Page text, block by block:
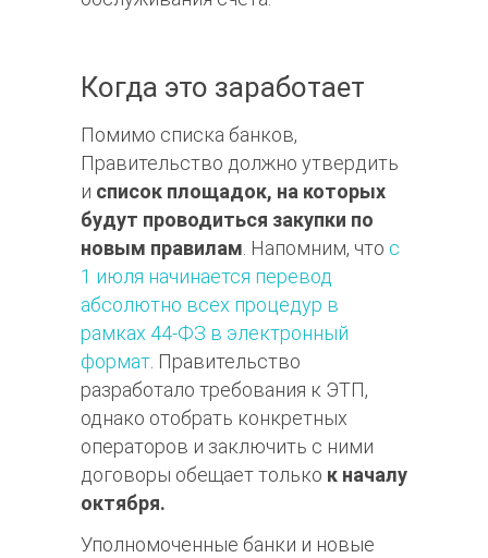
Когда это заработает
Помимо списка банков,
Правительство должно утвердить
и список площадок, на которых
будут проводиться закупки по
новым правилам. Напомним, что с
1 июля начинается перевод
абсолютно всех процедур в
рамках 44-ФЗ в электронный
формат. Правительство
разработало требования к ЭТП,
однако отобрать конкретных
операторов и заключить с ними
договоры обещает только к началу
октября.
Уполномоченные банки и новые